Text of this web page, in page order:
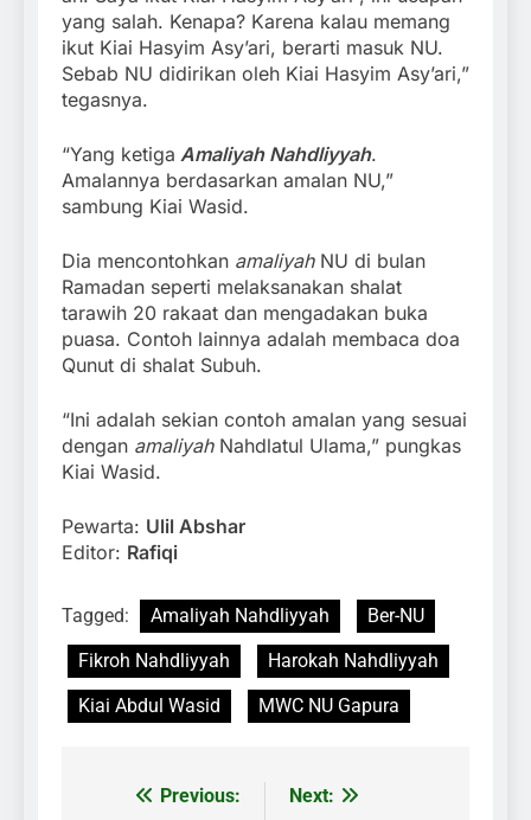
yang salah. Kenapa? Karena kalau memang
ikut Kiai Hasyim Asy’ari, berarti masuk NU.
Sebab NU didirikan oleh Kiai Hasyim Asy’ari,”
tegasnya.
“Yang ketiga Amaliyah Nahdliyyah.
Amalannya berdasarkan amalan NU,”
sambung Kiai Wasid.
Dia mencontohkan amaliyahNU di bulan
Ramadan seperti melaksanakan shalat
tarawih 20 rakaat dan mengadakan buka
puasa. Contoh lainnya adalah membaca doa
Qunut di shalat Subuh.
“Ini adalah sekian contoh amalan yang sesuai
dengan amaliyahNahdlatul Ulama,” pungkas
Kiai Wasid.
Pewarta: Ulil Abshar
Editor: Rafiqi
Tagged: Amaliyah Nahdliyyah
Ber-NU
Fikroh Nahdliyyah
Harokah Nahdliyyah
Kiai Abdul Wasid
MWC NU Gapura
NavigasiPrevious:
Next: